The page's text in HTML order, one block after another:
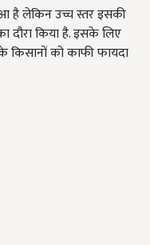
है लेकिन उच्च स्तर इसकी
दौरा किया है. इसके लिए
किसानों को काफी फायदा